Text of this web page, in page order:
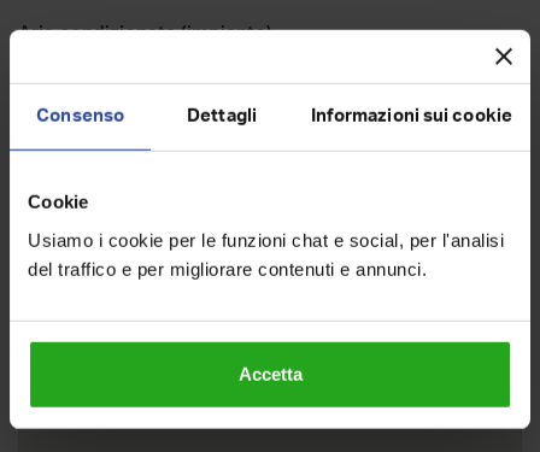
Consenso Dettagli Informazioni sui cookie
Cookie
Usiamo i cookie per le funzioni chat e social, per l'analisi
del traffico e per migliorare contenuti e annunci.
Accetta
Aria condizionata (impianto)
Prestazione energetica globale
In attesa di certificazione
Indirizzo e mappa